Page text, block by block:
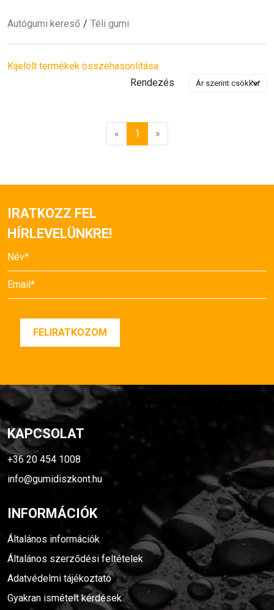
Autógumi kereső Téli gumi
Kijelölt termékek összehasonlítása
Rendezés
« 1 »
IRATKOZZ FEL
HÍRLEVELÜNKRE!
KAPCSOLAT
+36 20 454 1008
info@gumidiszkont.hu
INFORMÁCIÓK
Általános információk
Általános szerződési feltételek
Adatvédelmi tájékoztató
Gyakran ismételt kérdések